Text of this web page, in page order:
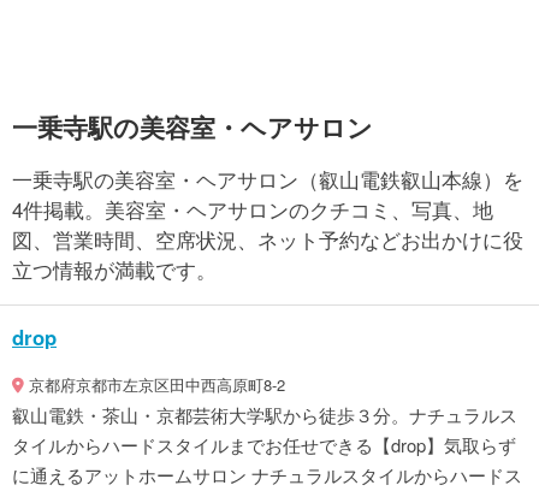
一乗寺駅の美容室・ヘアサロン
一乗寺駅の美容室・ヘアサロン（叡山電鉄叡山本線）を
4件掲載。美容室・ヘアサロンのクチコミ、写真、地
図、営業時間、空席状況、ネット予約などお出かけに役
立つ情報が満載です。
drop
京都府京都市左京区田中西高原町8-2
叡山電鉄・茶山・京都芸術大学駅から徒歩３分。ナチュラルス
タイルからハードスタイルまでお任せできる【drop】気取らず
に通えるアットホームサロン ナチュラルスタイルからハードス